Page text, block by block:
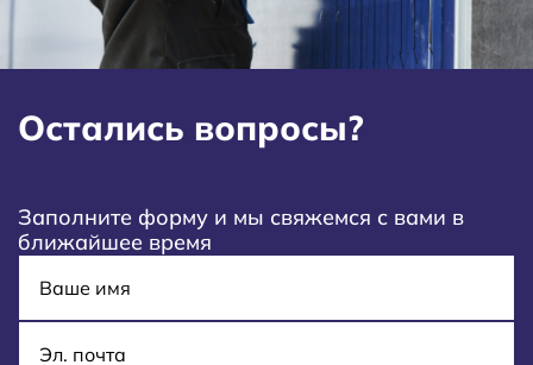
Остались вопросы?
Заполните форму и мы свяжемся с вами в
ближайшее время